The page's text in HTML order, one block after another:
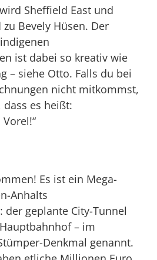
Sheffield East und
Bevely Hüsen. Der
ist dabei so kreativ wie
– siehe Otto. Falls du bei
nicht mitkommst,
es heißt:
Es ist ein Mega-
Anhalts
der geplante City-Tunnel
– im
Denkmal genannt.